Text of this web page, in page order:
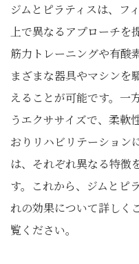
ジムとピラティスは、フ
上で異なるアプローチを
筋力トレーニングや有酸
まざまな器具やマシンを
えることが可能です。一
うエクササイズで、柔軟
おりリハビリテーション
は、それぞれ異なる特徴
す。これから、ジムとピ
れの効果について詳しく
覧ください。